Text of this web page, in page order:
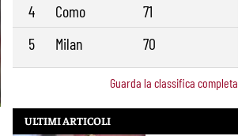
4
Como
71
5
Milan 70
Guarda la classifica completa
ULTIMI ARTICOLI